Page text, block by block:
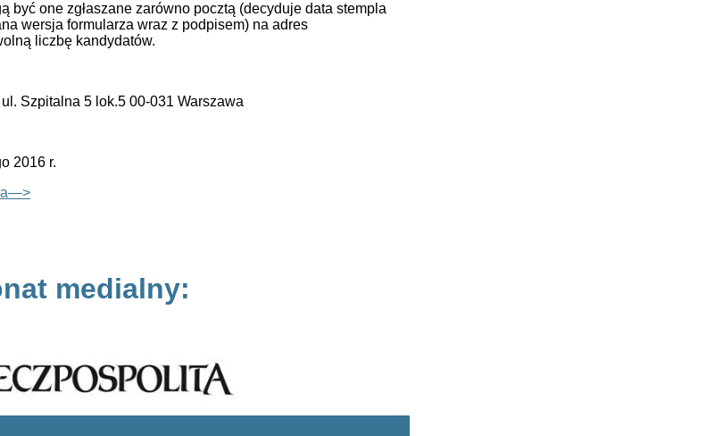
być one zgłaszane zarówno pocztą (decyduje data stempla
wersja formularza wraz z podpisem) na adres
liczbę kandydatów.
Szpitalna 5 lok.5 00-031 Warszawa
2016 r.
medialny: